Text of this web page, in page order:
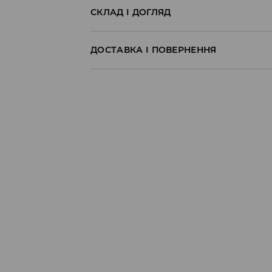
СКЛАД І ДОГЛЯД
ДОСТАВКА І ПОВЕРНЕННЯ